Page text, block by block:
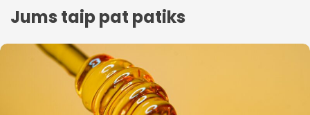
Jums taip pat patiks